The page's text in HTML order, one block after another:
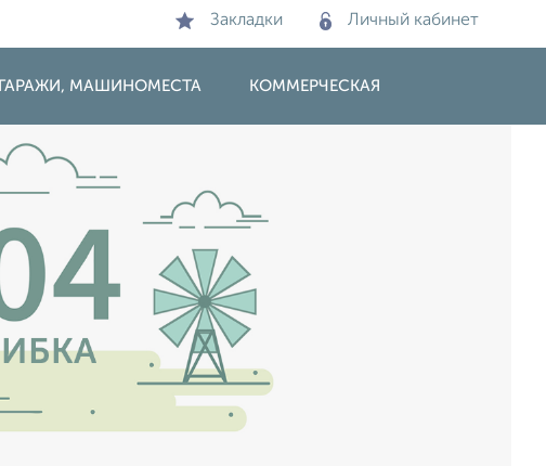
Закладки Личный кабинет
ГАРАЖИ, МАШИНОМЕСТА КОММЕРЧЕСКАЯ